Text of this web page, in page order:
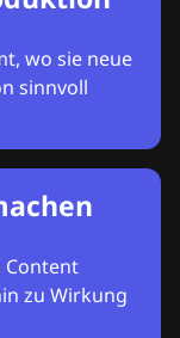
wo sie neue
sinnvoll
Content
zu Wirkung